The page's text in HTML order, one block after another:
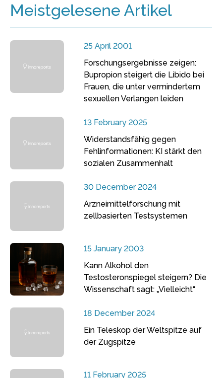
Meistgelesene Artikel
25 April 2001
Forschungsergebnisse zeigen:
Bupropion steigert die Libido bei
Frauen, die unter vermindertem
sexuellen Verlangen leiden
13 February 2025
Widerstandsfähig gegen
Fehlinformationen: KI stärkt den
sozialen Zusammenhalt
30 December 2024
Arzneimittelforschung mit
zellbasierten Testsystemen
15 January 2003
Kann Alkohol den
Testosteronspiegel steigern? Die
Wissenschaft sagt: „Vielleicht“
18 December 2024
Ein Teleskop der Weltspitze auf
der Zugspitze
11 February 2025